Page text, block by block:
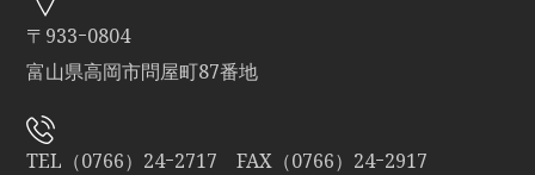
〒933ｰ0804
富山県高岡市問屋町87番地
TEL（0766）24ｰ2717 FAX（0766）24ｰ2917